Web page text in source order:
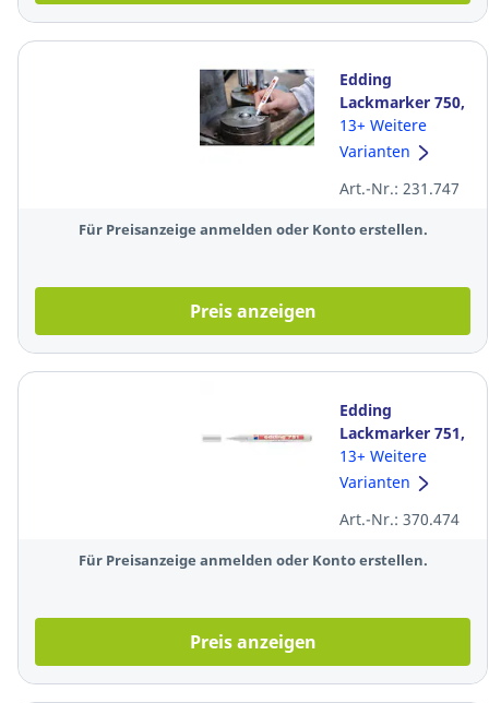
Edding
Lackmarker 750,
Rundspitze,
Strichstärke: 2-
13+ Weitere
Varianten
Art.-Nr.: 231.747
Für Preisanzeige anmelden oder Konto erstellen.
Preis anzeigen
Edding
Lackmarker 751,
Rundspitze,
Strichstärke: 1-
13+ Weitere
Varianten
Art.-Nr.: 370.474
Für Preisanzeige anmelden oder Konto erstellen.
Preis anzeigen